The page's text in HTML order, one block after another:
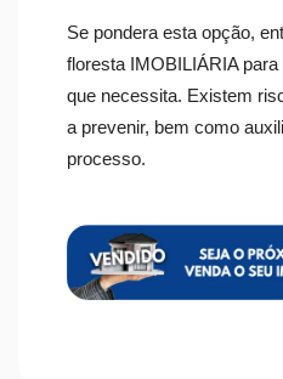
Se pondera esta opção,
floresta IMOBILIÁRIA
que necessita. Existem
a prevenir, bem como
processo.